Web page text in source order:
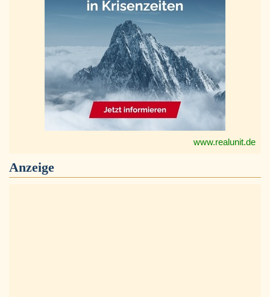
www.realunit.de
Anzeige